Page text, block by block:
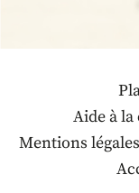
Aide à
Mentions légales